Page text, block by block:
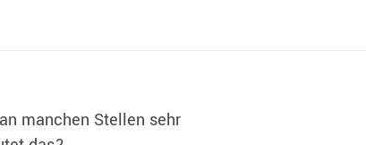
manchen Stellen sehr